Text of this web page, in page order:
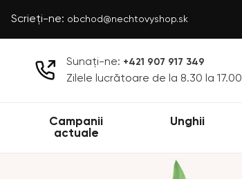
Scrieți-ne: obchod@nechtovyshop.sk
Sunați-ne: +421 907 917 349
Zilele lucrătoare de la 8.30 la 17.00
Campanii
actuale
Unghii